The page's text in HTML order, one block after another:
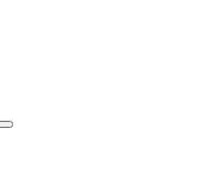
Suchen